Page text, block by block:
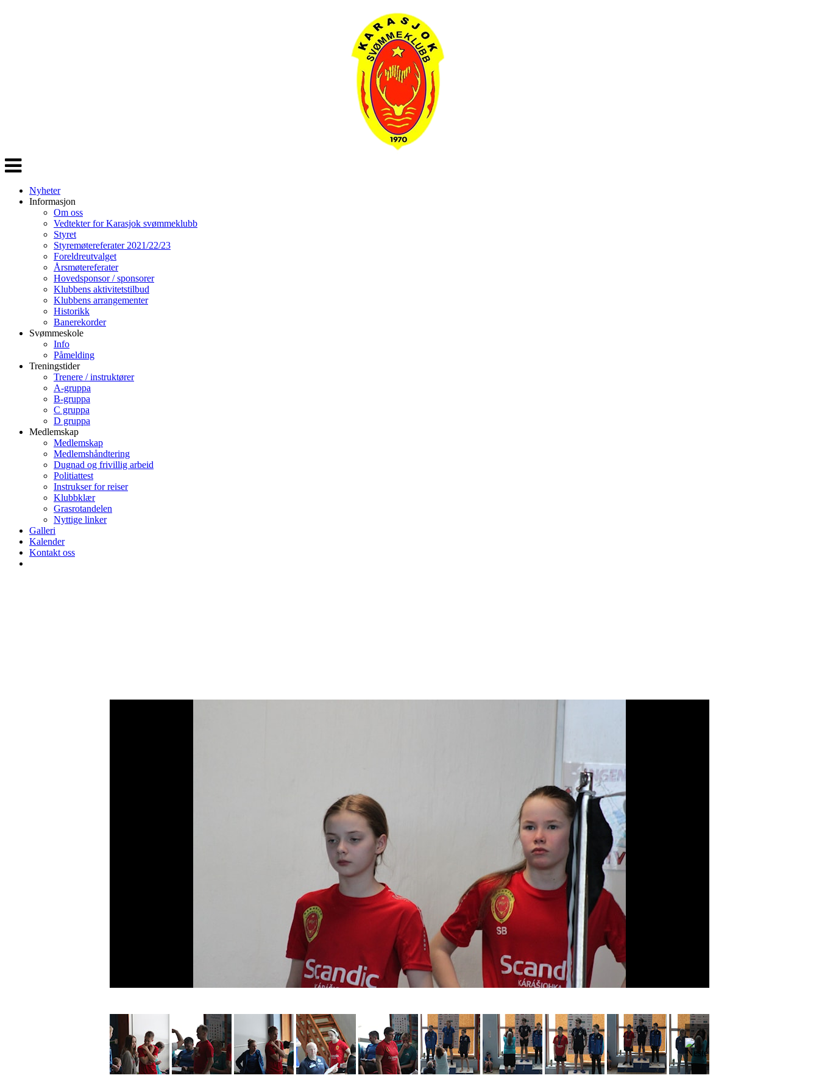
Veksle
navigasjon
Nyheter
Informasjon
Om oss
Vedtekter for Karasjok svømmeklubb
Styret
Styremøtereferater 2021/22/23
Foreldreutvalget
Årsmøtereferater
Hovedsponsor / sponsorer
Klubbens aktivitetstilbud
Klubbens arrangementer
Historikk
Banerekorder
Svømmeskole
Info
Påmelding
Treningstider
Trenere / instruktører
A-gruppa
B-gruppa
C gruppa
D gruppa
Medlemskap
Medlemskap
Medlemshåndtering
Dugnad og frivillig arbeid
Politiattest
Instrukser for reiser
Klubbklær
Grasrotandelen
Nyttige linker
Galleri
Kalender
Kontakt oss